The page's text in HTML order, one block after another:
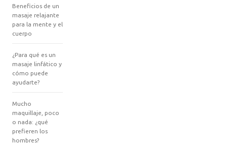
Beneficios de un
masaje relajante
para la mente y el
cuerpo
¿Para qué es un
masaje linfático y
cómo puede
ayudarte?
Mucho
maquillaje, poco
o nada: ¿qué
prefieren los
hombres?